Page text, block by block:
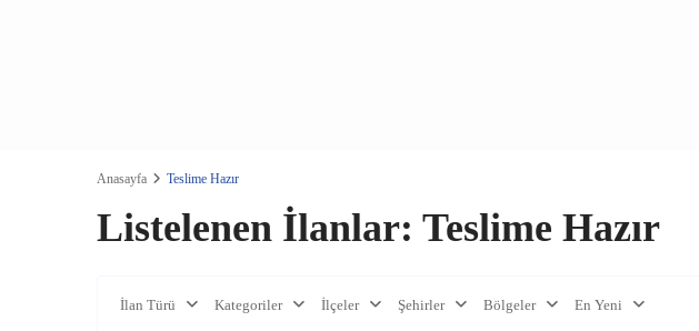
Anasayfa Teslime Hazır
Listelenen İlanlar: Teslime Hazır
İlan Türü Kategoriler İlçeler Şehirler Bölgeler En Yeni